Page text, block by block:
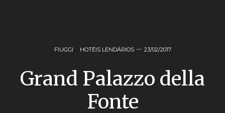
FIUGGI , HOTÉIS LENDÁRIOS 23/02/2017
Grand Palazzo della
Fonte